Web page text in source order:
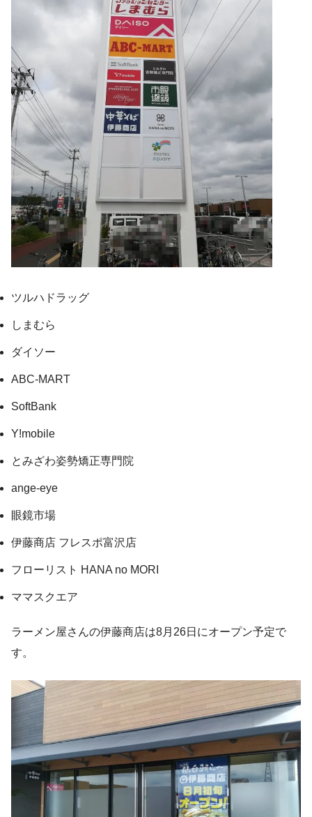
ツルハドラッグ
しまむら
ダイソー
ABC-MART
SoftBank
Y!mobile
とみざわ姿勢矯正専門院
ange-eye
眼鏡市場
伊藤商店 フレスポ富沢店
フローリスト HANA no MORI
ママスクエア
ラーメン屋さんの伊藤商店は8月26日にオープン予定で
す。